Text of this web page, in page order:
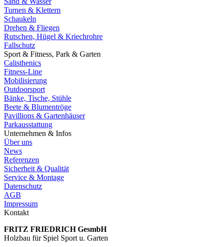
Turnen & Klettern
Schaukeln
Drehen & Fliegen
Rutschen, Hügel & Kriechrohre
Fallschutz
Sport & Fitness, Park & Garten
Calisthenics
Fitness-Line
Mobilisierung
Outdoorsport
Bänke, Tische, Stühle
Beete & Blumentröge
Pavillions & Gartenhäuser
Parkausstattung
Unternehmen & Infos
Über uns
News
Referenzen
Sicherheit & Qualität
Service & Montage
Datenschutz
AGB
Impressum
Kontakt
FRITZ FRIED­RICH GesmbH
Holzbau für Spiel Sport u. Garten